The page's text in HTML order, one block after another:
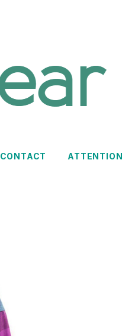
CONTACT ATTENTION